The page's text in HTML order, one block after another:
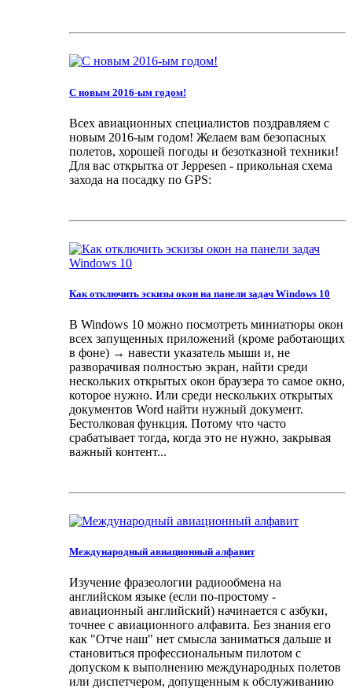
C новым 2016-ым годом!
Всех авиационных специалистов поздравляем с
новым 2016-ым годом! Желаем вам безопасных
полетов, хорошей погоды и безотказной техники!
Для вас открытка от Jeppesen - прикольная схема
захода на посадку по GPS:
Как отключить эскизы окон на панели задач Windows 10
В Windows 10 можно посмотреть миниатюры окон
всех запущенных приложений (кроме работающих
в фоне) → навести указатель мыши и, не
разворачивая полностью экран, найти среди
нескольких открытых окон браузера то самое окно,
которое нужно. Или среди нескольких открытых
документов Word найти нужный документ.
Бестолковая функция. Потому что часто
срабатывает тогда, когда это не нужно, закрывая
важный контент...
Международный авиационный алфавит
Изучение фразеологии радиообмена на
английском языке (если по-простому -
авиационный английский) начинается с азбуки,
точнее с авиационного алфавита. Без знания его
как "Отче наш" нет смысла заниматься дальше и
становиться профессиональным пилотом с
допуском к выполнению международных полетов
или диспетчером, допущенным к обслуживанию